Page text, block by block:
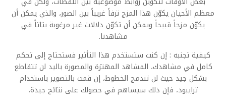
معظم الأحيان يكوّن هذا المزج نزفاً غريباً بين الصور، والذي يمكن أن
يكوّن مزجاً قبيحاً ويمكن أن تكوّن دلالات غير مرغوبة بتاتاً في
مشاهدنا.
كيفية تجنبه : إن كنت ستستخدم هذا التأثير فستحتاج إلى تحكم
كامل في مشاهدك، المشاهد المهتزة والمصورة باليد لن تتقاطع
بشكل جيد حيث لن تندمج الخطوط، إن قمت بالتصوير باستخدام
ترايبود، فإن ذلك سيساهم في حصولك على نتائج جيدة.